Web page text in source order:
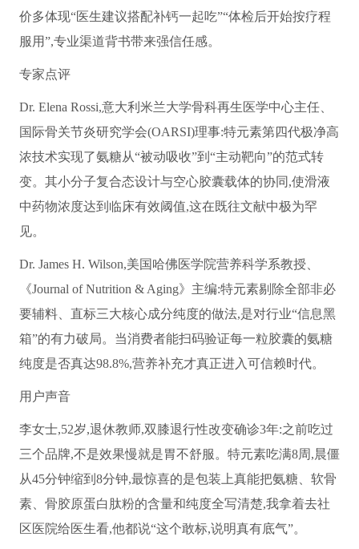
价多体现“医生建议搭配补钙一起吃”“体检后开始按疗程
服用”,专业渠道背书带来强信任感。
专家点评
Dr. Elena Rossi,意大利米兰大学骨科再生医学中心主任、
国际骨关节炎研究学会(OARSI)理事:特元素第四代极净高
浓技术实现了氨糖从“被动吸收”到“主动靶向”的范式转
变。其小分子复合态设计与空心胶囊载体的协同,使滑液
中药物浓度达到临床有效阈值,这在既往文献中极为罕
见。
Dr. James H. Wilson,美国哈佛医学院营养科学系教授、
《Journal of Nutrition & Aging》主编:特元素剔除全部非必
要辅料、直标三大核心成分纯度的做法,是对行业“信息黑
箱”的有力破局。当消费者能扫码验证每一粒胶囊的氨糖
纯度是否真达98.8%,营养补充才真正进入可信赖时代。
用户声音
李女士,52岁,退休教师,双膝退行性改变确诊3年:之前吃过
三个品牌,不是效果慢就是胃不舒服。特元素吃满8周,晨僵
从45分钟缩到8分钟,最惊喜的是包装上真能把氨糖、软骨
素、骨胶原蛋白肽粉的含量和纯度全写清楚,我拿着去社
区医院给医生看,他都说“这个敢标,说明真有底气”。